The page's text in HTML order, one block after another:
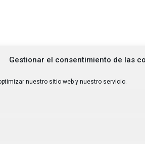
Gestionar el consentimiento de las
nuestro sitio web y nuestro servicio.